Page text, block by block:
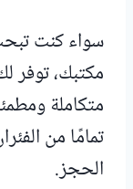
سواء كنت
مكتبك، توفر
متكاملة
تمامًا من
الحجز.